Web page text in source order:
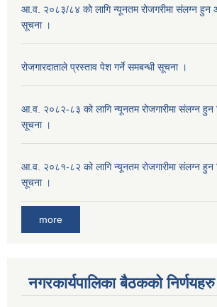
आ.व. २०८३/८४ को लागि न्यूनतम रोजगरीमा संलग्न हुन
सूचना ।
रोजगारदाताले प्रस्ताव पेश गर्ने समबन्धी सूचना ।
आ.व. २०८२-८३ को लागि न्यूनतम रोजगारीमा संलग्न हुन
सूचना ।
आ.व. २०८१-८२ को लागि न्यूनतम रोजगारीमा संलग्न हुन
सूचना ।
more
नगरकार्यपालिका बैठकको निर्णयहरु